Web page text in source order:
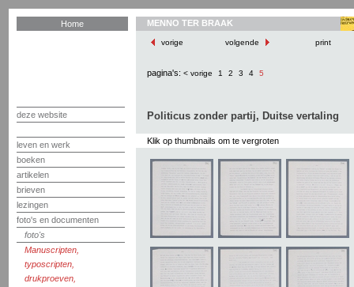
Home
deze website
leven en werk
boeken
artikelen
brieven
lezingen
foto's en documenten
foto's
Manuscripten,
typoscripten,
drukproeven,
MENNO TER BRAAK
vorige volgende print
pagina's: < vorige 1 2 3 4 5
Politicus zonder partij, Duitse vertaling
Klik op thumbnails om te vergroten